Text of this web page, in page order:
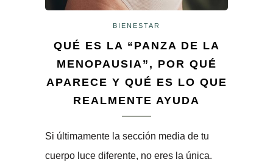
BIENESTAR
QUÉ ES LA “PANZA DE LA
MENOPAUSIA”, POR QUÉ
APARECE Y QUÉ ES LO QUE
REALMENTE AYUDA
Si últimamente la sección media de tu
cuerpo luce diferente, no eres la única.